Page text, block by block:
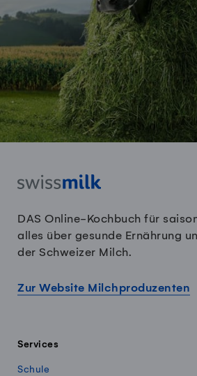
DAS Online-Kochbuch für
alles über gesunde Ernährung
der Schweizer Milch.
Zur Website Milchproduzenten
Services
Schule